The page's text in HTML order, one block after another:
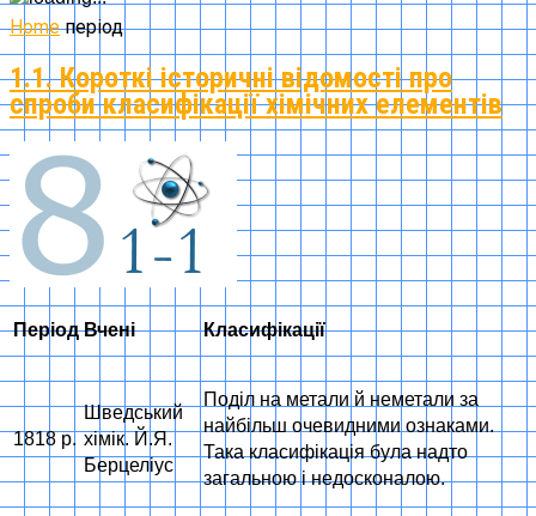
Home період
1.1. Короткі історичні відомості про
спроби класифікації хімічних елементів
Період Вчені Класифікації
1818 р.
Шведський
хімік. Й.Я.
Берцеліус
Поділ на метали й неметали за
найбільш очевидними ознаками.
Така класифікація була надто
загальною і недосконалою.